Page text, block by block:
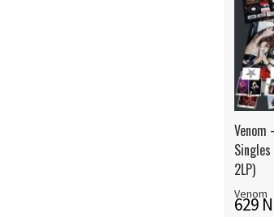
Venom
2LP)
Venom
629